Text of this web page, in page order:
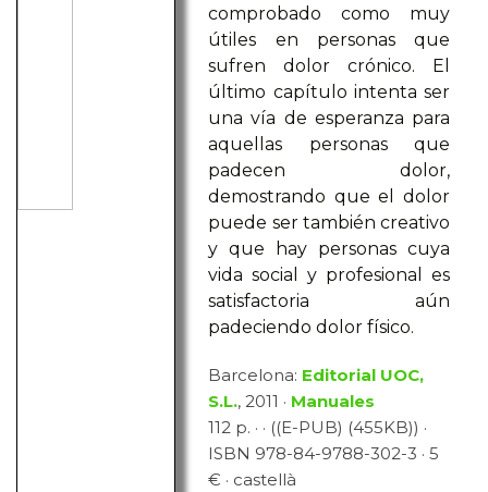
comprobado como muy
útiles en personas que
sufren dolor crónico. El
último capítulo intenta ser
una vía de esperanza para
aquellas personas que
padecen dolor,
demostrando que el dolor
puede ser también creativo
y que hay personas cuya
vida social y profesional es
satisfactoria aún
padeciendo dolor físico.
Barcelona: Editorial UOC,
S.L., 2011 · Manuales
112 p. · · ((E-PUB) (455KB)) ·
ISBN 978-84-9788-302-3 · 5
€ · castellà